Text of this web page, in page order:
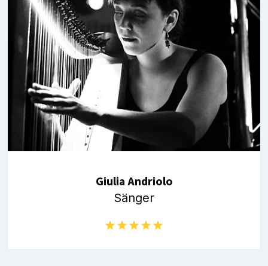
Giulia Andriolo
Sänger